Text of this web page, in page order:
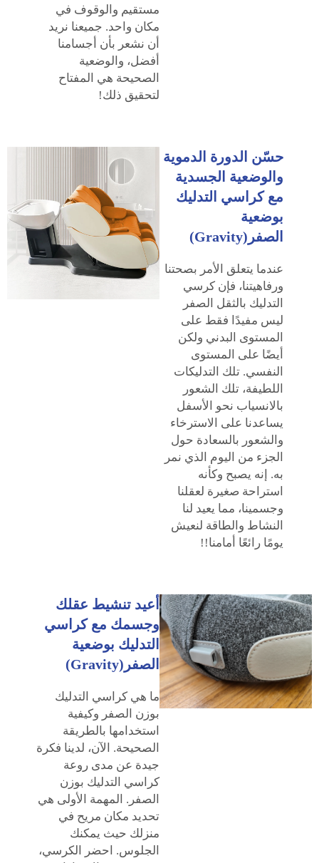
مستقيم والوقوف في
مكان واحد. جميعنا نريد
أن نشعر بأن أجسامنا
أفضل، والوضعية
الصحيحة هي المفتاح
لتحقيق ذلك!
حسّن الدورة الدموية
والوضعية الجسدية
مع كراسي التدليك
بوضعية
الصفر(Gravity)
عندما يتعلق الأمر بصحتنا
ورفاهيتنا، فإن كرسي
التدليك بالثقل الصفر
ليس مفيدًا فقط على
المستوى البدني ولكن
أيضًا على المستوى
النفسي. تلك التدليكات
اللطيفة، تلك الشعور
بالانسياب نحو الأسفل
يساعدنا على الاسترخاء
والشعور بالسعادة حول
الجزء من اليوم الذي نمر
به. إنه يصبح وكأنه
استراحة صغيرة لعقلنا
وجسمينا، مما يعيد لنا
النشاط والطاقة لنعيش
يومًا رائعًا أمامنا!!
أعيد تنشيط عقلك
وجسمك مع كراسي
التدليك بوضعية
الصفر(Gravity)
ما هي كراسي التدليك
بوزن الصفر وكيفية
استخدامها بالطريقة
الصحيحة. الآن، لدينا فكرة
جيدة عن مدى روعة
كراسي التدليك بوزن
الصفر. المهمة الأولى هي
تحديد مكان مريح في
منزلك حيث يمكنك
الجلوس. احضر الكرسي،